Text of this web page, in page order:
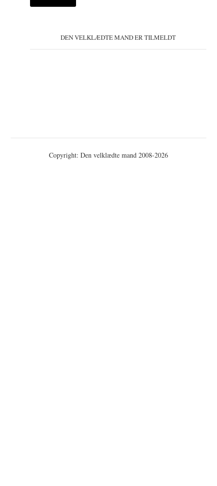
DEN VELKLÆDTE MAND ER TILMELDT
Copyright: Den velklædte mand 2008-2026